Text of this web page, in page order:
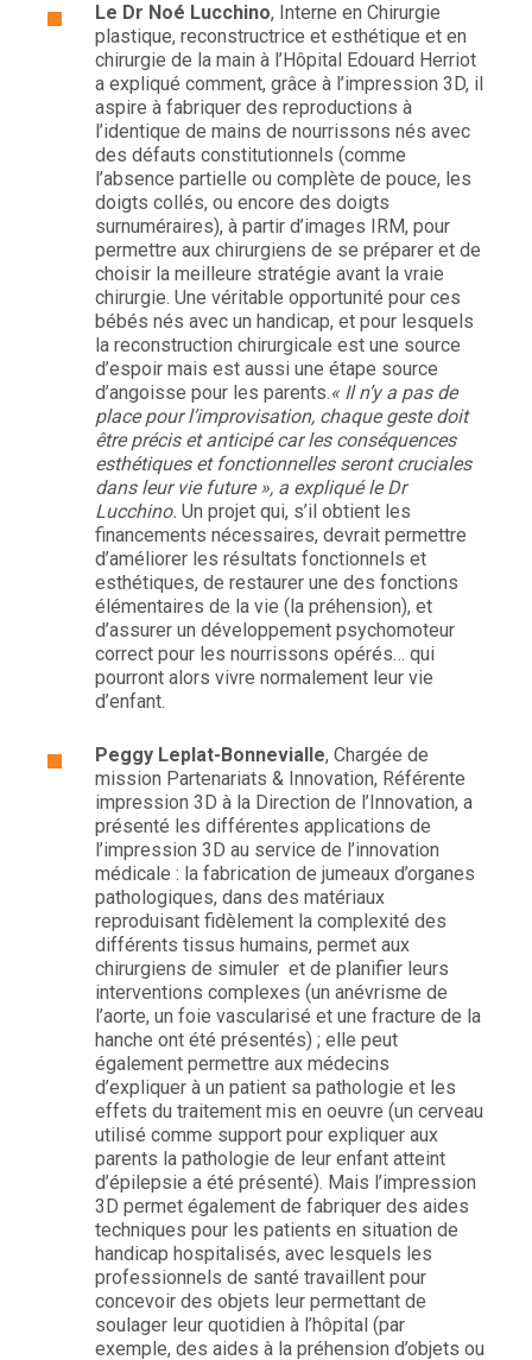
Le Dr Noé Lucchino, Interne en Chirurgie
plastique, reconstructrice et esthétique et en
chirurgie de la main à l’Hôpital Edouard Herriot
a expliqué comment, grâce à l’impression 3D, il
aspire à fabriquer des reproductions à
l’identique de mains de nourrissons nés avec
des défauts constitutionnels (comme
l’absence partielle ou complète de pouce, les
doigts collés, ou encore des doigts
surnuméraires), à partir d’images IRM, pour
permettre aux chirurgiens de se préparer et de
choisir la meilleure stratégie avant la vraie
chirurgie. Une véritable opportunité pour ces
bébés nés avec un handicap, et pour lesquels
la reconstruction chirurgicale est une source
d’espoir mais est aussi une étape source
d’angoisse pour les parents.« Il n’y a pas de
place pour l’improvisation, chaque geste doit
être précis et anticipé car les conséquences
esthétiques et fonctionnelles seront cruciales
dans leur vie future », a expliqué le Dr
Lucchino. Un projet qui, s’il obtient les
financements nécessaires, devrait permettre
d’améliorer les résultats fonctionnels et
esthétiques, de restaurer une des fonctions
élémentaires de la vie (la préhension), et
d’assurer un développement psychomoteur
correct pour les nourrissons opérés… qui
pourront alors vivre normalement leur vie
d’enfant.
Peggy Leplat-Bonnevialle, Chargée de
mission Partenariats & Innovation, Référente
impression 3D à la Direction de l’Innovation, a
présenté les différentes applications de
l’impression 3D au service de l’innovation
médicale : la fabrication de jumeaux d’organes
pathologiques, dans des matériaux
reproduisant fidèlement la complexité des
différents tissus humains, permet aux
chirurgiens de simuler et de planifier leurs
interventions complexes (un anévrisme de
l’aorte, un foie vascularisé et une fracture de la
hanche ont été présentés) ; elle peut
également permettre aux médecins
d’expliquer à un patient sa pathologie et les
effets du traitement mis en oeuvre (un cerveau
utilisé comme support pour expliquer aux
parents la pathologie de leur enfant atteint
d’épilepsie a été présenté). Mais l’impression
3D permet également de fabriquer des aides
techniques pour les patients en situation de
handicap hospitalisés, avec lesquels les
professionnels de santé travaillent pour
concevoir des objets leur permettant de
soulager leur quotidien à l’hôpital (par
exemple, des aides à la préhension d’objets ou